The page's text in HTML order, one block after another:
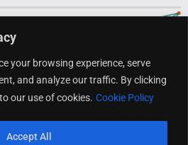
your browsing experience, serve
and analyze our traffic. By clicking
our use of cookies. Cookie Policy
Accept All
PIC. Todos os direitos reservados.